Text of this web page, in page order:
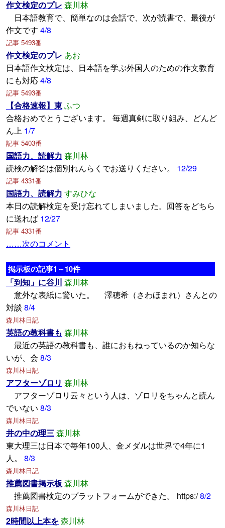
作文検定のプレ 森川林
日本語教育で、簡単なのは会話で、次が読書で、最後が
作文です 4/8
記事 5493番
作文検定のプレ あお
日本語作文検定は、日本語を学ぶ外国人のための作文教育
にも対応4/8
記事 5493番
【合格速報】東ふつ
合格おめでとうございます。 毎週真剣に取り組み、どんど
ん上 1/7
記事 5403番
国語力、読解力 森川林
読検の解答は個別れんらくでお送りください。
12/29
記事 4331番
国語力、読解力 すみひな
本日の読解検定を受け忘れてしまいました。回答をどちら
に送れば 12/27
記事 4331番
……次のコメント
掲示板の記事1～10件
「到知」に谷川 森川林
意外な表紙に驚いた。 澤穂希（さわほまれ）さんとの
対談 8/4
森川林日記
英語の教科書も 森川林
最近の英語の教科書も、誰におもねっているのか知らな
いが、会 8/3
森川林日記
アフターゾロリ 森川林
アフターゾロリ云々という人は、ゾロリをちゃんと読ん
でいない 8/3
森川林日記
井の中の理三森川林
東大理三は日本で毎年100人、金メダルは世界で4年に1
人。 8/3
森川林日記
推薦図書掲示板森川林
推薦図書検定のプラットフォームができた。 https:/8/2
森川林日記
2時間以上本を森川林